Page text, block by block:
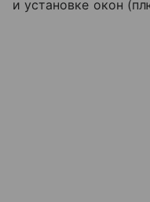
и установке окон